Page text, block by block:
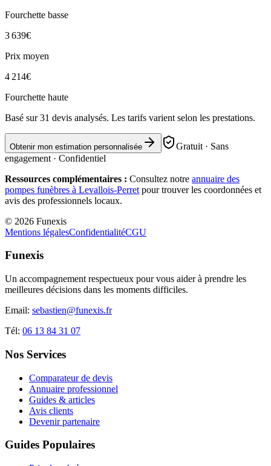
Fourchette basse
3 639€
Prix moyen
4 214€
Fourchette haute
Basé sur31 devis analysés. Les tarifs varient selon les prestations.
Obtenir mon estimation personnalisée
Gratuit · Sans
engagement · Confidentiel
Ressources complémentaires : Consultez notre annuaire des
pompes funèbres à Levallois-Perret pour trouver les coordonnées et
avis des professionnels locaux.
© 2026 Funexis
Mentions légalesConfidentialitéCGU
Funexis
Un accompagnement respectueux pour vous aider à prendre les
meilleures décisions dans les moments difficiles.
Email: sebastien@funexis.fr
Tél: 06 13 84 31 07
Nos Services
Comparateur de devis
Annuaire professionnel
Guides & articles
Avis clients
Devenir partenaire
Guides Populaires